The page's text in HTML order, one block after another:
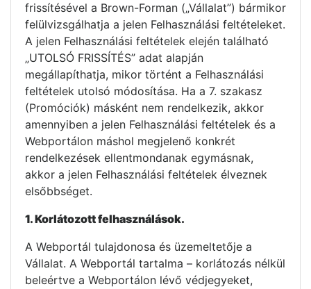
frissítésével a Brown-Forman („Vállalat”) bármikor
felülvizsgálhatja a jelen Felhasználási feltételeket.
A jelen Felhasználási feltételek elején található
„UTOLSÓ FRISSÍTÉS” adat alapján
megállapíthatja, mikor történt a Felhasználási
feltételek utolsó módosítása. Ha a 7. szakasz
(Promóciók) másként nem rendelkezik, akkor
amennyiben a jelen Felhasználási feltételek és a
Webportálon máshol megjelenő konkrét
rendelkezések ellentmondanak egymásnak,
akkor a jelen Felhasználási feltételek élveznek
elsőbbséget.
1. Korlátozott felhasználások.
A Webportál tulajdonosa és üzemeltetője a
Vállalat. A Webportál tartalma – korlátozás nélkül
beleértve a Webportálon lévő védjegyeket,